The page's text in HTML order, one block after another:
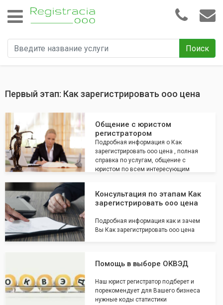
Поиск
Первый этап: Как зарегистрировать ооо цена
Общение с юристом
регистратором
Подробная информация о Как
зарегистрировать ооо цена , полная
справка по услугам, общение с
юристом по всем интересующим
Консультация по этапам Как
зарегистрировать ооо цена
Подробная информация как и зачем
Вы Как зарегистрировать ооо цена
Помощь в выборе ОКВЭД
Наш юрист регистратор подберет и
порекомендует для Вашего бизнеса
нужные коды статистики